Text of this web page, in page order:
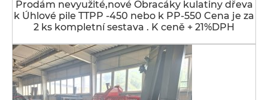
Prodám nevyužité,nové Obracáky kulatiny dřeva
k Úhlové pile TTPP -450 nebo k PP-550 Cena je za
2 ks kompletní sestava . K ceně + 21%DPH